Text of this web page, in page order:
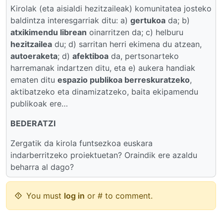
Kirolak (eta aisialdi hezitzaileak) komunitatea josteko
baldintza interesgarriak ditu: a) gertukoa da; b)
atxikimendu librean oinarritzen da; c) helburu
hezitzailea du; d) sarritan herri ekimena du atzean,
autoeraketa; d) afektiboa da, pertsonarteko
harremanak indartzen ditu, eta e) aukera handiak
ematen ditu espazio publikoa berreskuratzeko,
aktibatzeko eta dinamizatzeko, baita ekipamendu
publikoak ere…
BEDERATZI
Zergatik da kirola funtsezkoa euskara
indarberritzeko proiektuetan? Oraindik ere azaldu
beharra al dago?
You must log in or # to comment.